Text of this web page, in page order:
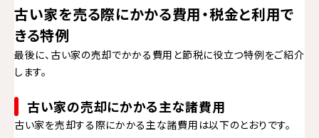
古い家を売る際にかかる費用・税金と利用で
きる特例
最後に、古い家の売却でかかる費用と節税に役立つ特例をご紹介
します。
古い家の売却にかかる主な諸費用
古い家を売却する際にかかる主な諸費用は以下のとおりです。